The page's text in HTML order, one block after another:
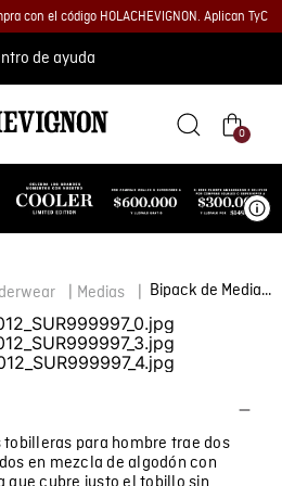
con el código HOLACHEVIGNON. Aplican TyC
de ayuda
0
Medias Bipack de Medias Tobilleras
tobilleras para hombre trae dos
en mezcla de algodón con